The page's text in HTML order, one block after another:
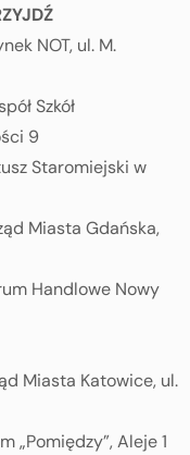
NOT, ul. M.
Szkół
Wolności 9
w
Gdańska,
Handlowe Nowy
Katowice, ul.
Aleje 1